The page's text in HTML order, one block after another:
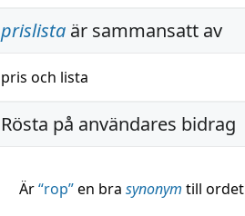
prislista är sammansatt av
pris och lista
Rösta på användares bidrag
Är“rop”en bra synonym till ordet